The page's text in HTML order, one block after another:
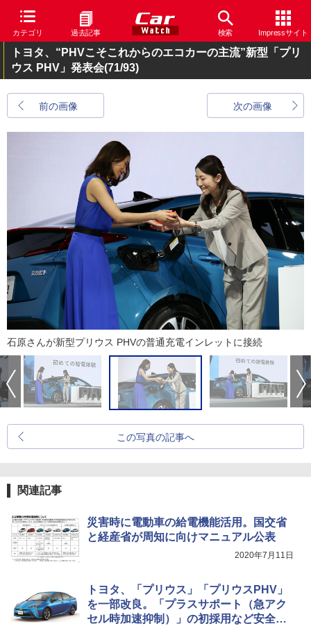
カテゴリ 過去記事 検索 Impressサイト
トヨタ、“PHVこそこれからのエコカーの主流”新型「プリ
ウス PHV」発表会(71/93)
前の画像 次の画像
石原さんが新型プリウス PHVの普通充電インレットに接続
この写真の記事へ
関連記事
災害時に電動車の給電機能活用。国交省
と経産省が周知に向けマニュアル公表
2020年7月11日
トヨタ、「プリウス」「プリウスPHV」
を一部改良。「プラスサポート（急アク
セル時加速抑制）」の初採用など安全装